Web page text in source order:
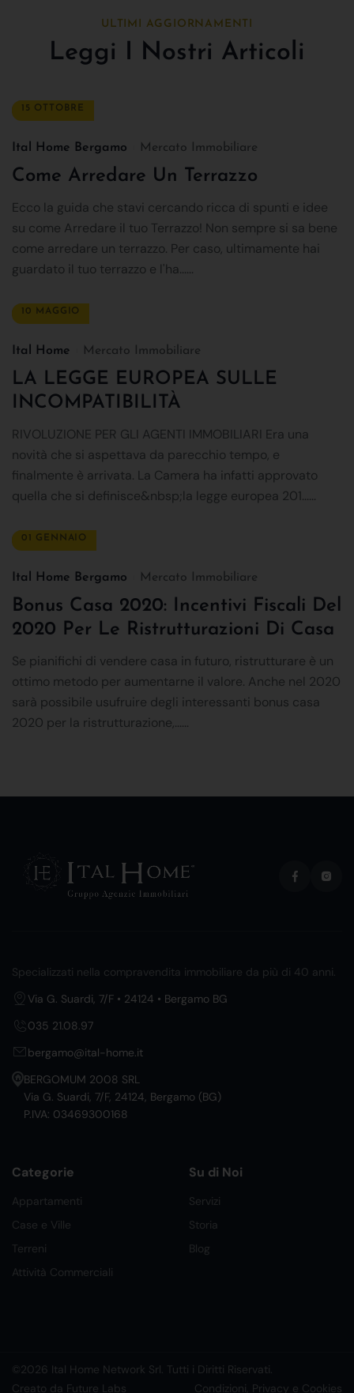
ULTIMI AGGIORNAMENTI
Leggi I Nostri Articoli
15 OTTOBRE
Ital Home Bergamo Mercato Immobiliare
Come Arredare Un Terrazzo
Ecco la guida che stavi cercando ricca di spunti e idee
su come Arredare il tuo Terrazzo! Non sempre si sa bene
come arredare un terrazzo. Per caso, ultimamente hai
guardato il tuo terrazzo e l'ha......
10 MAGGIO
Ital Home Mercato Immobiliare
LA LEGGE EUROPEA SULLE
INCOMPATIBILITÀ
RIVOLUZIONE PER GLI AGENTI IMMOBILIARI Era una
novità che si aspettava da parecchio tempo, e
finalmente è arrivata. La Camera ha infatti approvato
quella che si definisce&nbsp;la legge europea 201......
01 GENNAIO
Ital Home Bergamo Mercato Immobiliare
Bonus Casa 2020: Incentivi Fiscali Del
2020 Per Le Ristrutturazioni Di Casa
Se pianifichi di vendere casa in futuro, ristrutturare è un
ottimo metodo per aumentarne il valore. Anche nel 2020
sarà possibile usufruire degli interessanti bonus casa
2020 per la ristrutturazione,......
Specializzati nella compravendita immobiliare da più di 40 anni.
Via G. Suardi, 7/F • 24124 • Bergamo BG
035 21.08.97
bergamo@ital-home.it
BERGOMUM 2008 SRL
Via G. Suardi, 7/F, 24124, Bergamo (BG)
P.IVA: 03469300168
Categorie
Appartamenti
Case e Ville
Terreni
Attività Commerciali
Su di Noi
Servizi
Storia
Blog
©2026 Ital Home Network Srl. Tutti i Diritti Riservati.
Creato da Future Labs
Condizioni, Privacy e Cookies